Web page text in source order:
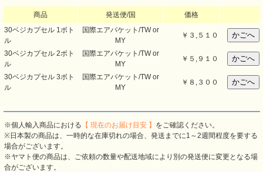
商品 発送便/国
価格
30ベジカプセル 1ボト
ル
国際エアパケット/TW or
MY
￥ ３,５１０
30ベジカプセル 2ボト
ル
国際エアパケット/TW or
MY
￥ ５,９１０
30ベジカプセル 3ボト
ル
国際エアパケット/TW or
MY
￥ ８,３００
※個人輸入商品における 【 現在のお届け目安 】 をご確認ください。
※日本製の商品は、一時的な在庫切れの場合、発送までに1～2週間程度を要する
場合がございます。
※ヤマト便の商品は、ご依頼の数量や配送地域により別の発送便に変更となる場
合がございます。